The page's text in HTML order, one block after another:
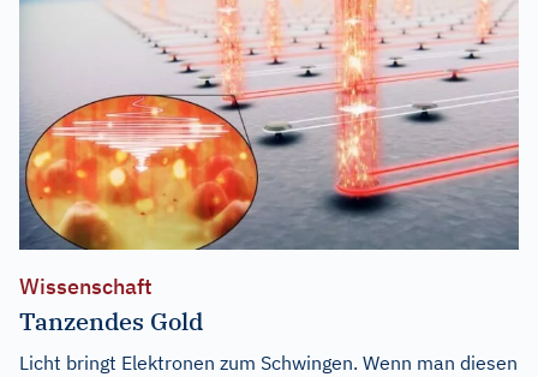
Wissenschaft
Tanzendes Gold
Licht bringt Elektronen zum Schwingen. Wenn man diesen